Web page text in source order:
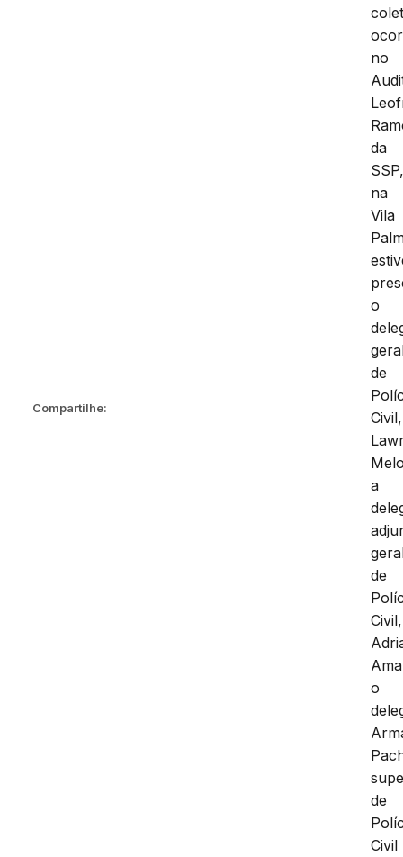
Compartilhe:
no
da
na
Vila
o
de
Civil,
a
de
Civil,
o
de
Civil